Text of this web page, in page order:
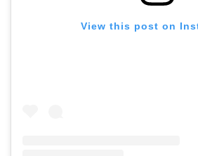
View this post on